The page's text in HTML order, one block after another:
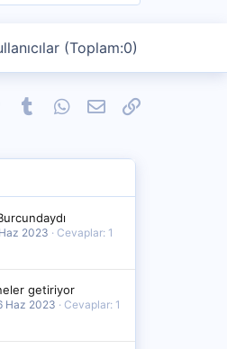
(Toplam:0)
PinterestTumblrWhatsApp
E-postaLink
2023
Cevaplar: 1
getiriyor
Haz 2023
Cevaplar: 1